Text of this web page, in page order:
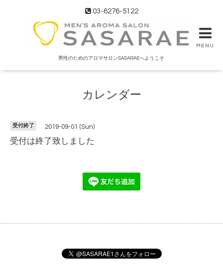
03-6276-5122
MENU
男性のためのアロマサロンSASARAEへようこそ
カレンダー
受付終了 2019-09-01 (Sun)
受付は終了致しました